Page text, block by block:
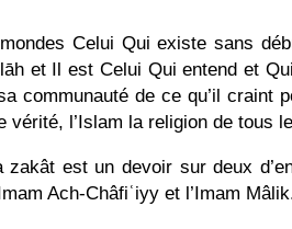
Celui Qui existe sans
et Il est Celui Qui entend et
communauté de ce qu’il craint
vérité, l’Islam la religion de tous
zakât est un devoir sur deux
Ach-Châfiʿiyy et l’Imam